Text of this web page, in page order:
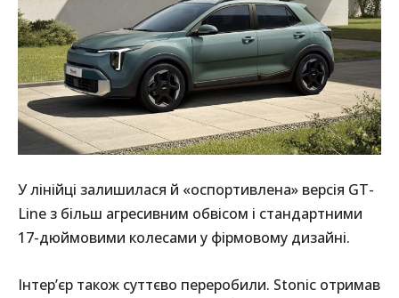
У лінійці залишилася й «оспортивлена» версія GT-
Line з більш агресивним обвісом і стандартними
17-дюймовими колесами у фірмовому дизайні.
Інтер’єр також суттєво переробили. Stonic отримав